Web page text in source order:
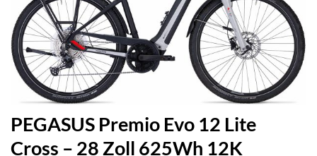
PEGASUS Premio Evo 12 Lite
Cross – 28 Zoll 625Wh 12K